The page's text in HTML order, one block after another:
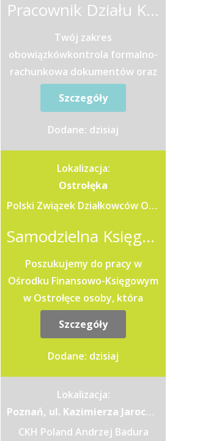
Pracownik Działu Księgowości
Twój zakres
obowiązkówkontrola formalno-
rachunkowa dokumentów oraz
księgowa,księgowanie i
rozliczanie operacji
gospodarczych (m.in. faktur...
Szczegóły
Dodane: dzisiaj
Lokalizacja:
Ostrołęka
Polski Związek Działkowców Okręg Mazowiecki
Samodzielna Księgowa / Samodzielny Księgowy
Poszukujemy do pracy w
Ośrodku Finansowo-Księgowym
w Ostrołęce osoby, która
będzie odpowiedzialna za
jednoczesne prowadzenie
księgowości kilku...
Szczegóły
Dodane: dzisiaj
Lokalizacja:
Poznań, ul. Kazimierza Jarochowskiego 56
CKH Poland Andrzej Badura